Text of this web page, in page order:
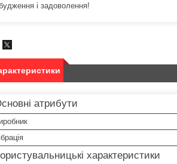
і задоволення!
атрибути
характеристики